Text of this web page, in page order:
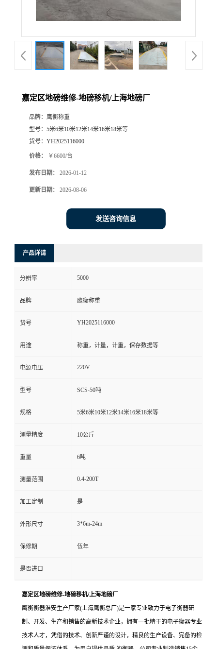
嘉定区地磅维修-地磅移机/上海地磅厂
品牌： 鹰衡称重
型号： 5米6米10米12米14米16米18米等
货号： YH2025116000
价格： ￥6600/台
发布日期： 2026-01-12
更新日期： 2026-08-06
发送咨询信息
产品详请
分辨率 5000
品牌 鹰衡称重
货号 YH2025116000
用途 称重，计量，计重，保存数据等
电源电压 220V
型号 SCS-50吨
规格 5米6米10米12米14米16米18米等
测量精度 10公斤
重量 6吨
测量范围 0.4-200T
加工定制 是
外形尺寸 3*6m-24m
保修期 伍年
是否进口
嘉定区地磅维修-地磅移机/上海地磅厂
鹰衡衡器淮安生产厂家(上海鹰衡总厂)是一家专业致力于电子衡器研
制、开发、生产和销售的高新技术企业，拥有一批精干的电子衡器专业
技术人才，凭借的技术、创新严谨的设计，精良的生产设备、完备的检